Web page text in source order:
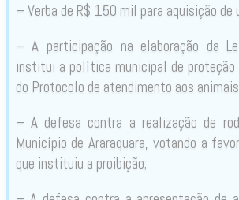
– Verba de R$ 150 mil para aquisição de
– A participação na elaboração da
institui a política municipal de proteção
do Protocolo de atendimento aos
– A defesa contra a realização de
Município de Araraquara, votando a
que instituiu a proibição;